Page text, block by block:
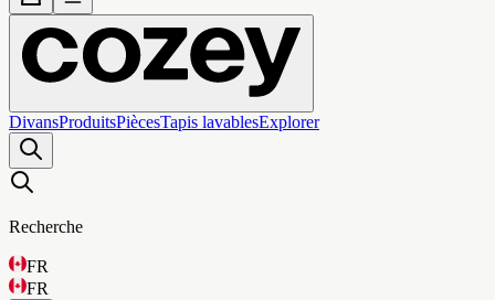
DivansProduitsPiècesTapis lavablesExplorer
Recherche
FR
FR